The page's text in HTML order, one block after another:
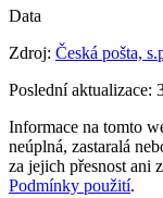
Data
Zdroj: Česká pošta,
Poslední aktualizace:
Informace na tomto
neúplná, zastaralá
za jejich přesnost ani
Podmínky použití.